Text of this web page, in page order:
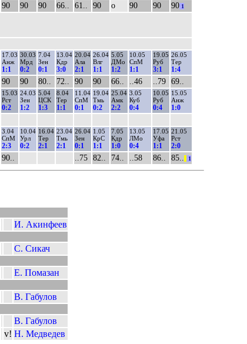
90 90 90 66.. 61.. 90 о 90 90 90 1
17.03
Анж
1:1
30.03
Мрд
0:2
7.04
Зен
0:1
13.04
Кдр
3:0
20.04
Ала
2:1
26.04
Влг
1:1
5.05
ДМо
1:2
10.05
СпМ
1:1
19.05
Руб
3:1
26.05
Тер
1:4
90 90 80.. 72.. 90 90 66.. ..46 ..79 69..
15.03
Рст
0:2
24.03
Зен
1:2
5.04
ЦСК
1:3
8.04
Тер
1:1
11.04
СпМ
0:1
19.04
Тмь
0:2
25.04
Амк
2:2
3.05
Куб
0:4
10.05
Руб
0:4
15.05
Анж
1:0
3.04
СпМ
2:3
10.04
Урл
0:2
16.04
Тер
2:1
23.04
Тмь
2:1
26.04
Зен
0:1
1.05
КрС
1:1
7.05
Кдр
1:0
13.05
ЛМо
0:4
17.05
Уфа
1:1
21.05
Рст
2:0
90.. ..75 82.. 74.. ..58 86.. 85.. 1
И. Акинфеев
С. Сикач
Е. Помазан
В. Габулов
В. Габулов
v! Н. Медведев